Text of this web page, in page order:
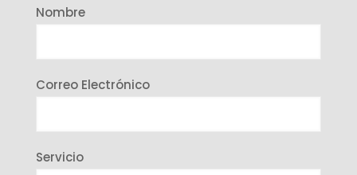
Nombre
Correo Electrónico
Servicio